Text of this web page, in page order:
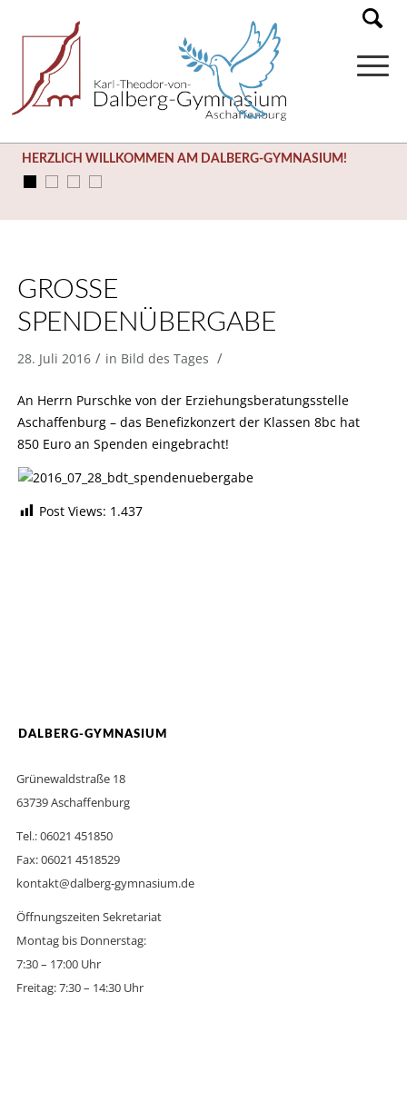
HERZLICH WILLKOMMEN AM DALBERG-GYMNASIUM!
GROSSE S
PENDENÜBERGABE
28. Juli 2016 / in Bild des Tages /
An Herrn Purschke von der Erziehungsberatungsstelle
Aschaffenburg – das Benefizkonzert der Klassen 8bc hat
850 Euro an Spenden eingebracht!
Post Views: 1.437
DALBERG-GYMNASIUM
Grünewaldstraße 18
63739 Aschaffenburg
Tel.: 06021 451850
Fax: 06021 4518529
kontakt@dalberg-gymnasium.de
Öffnungszeiten Sekretariat
Montag bis Donnerstag:
7:30 – 17:00 Uhr
Freitag: 7:30 – 14:30 Uhr